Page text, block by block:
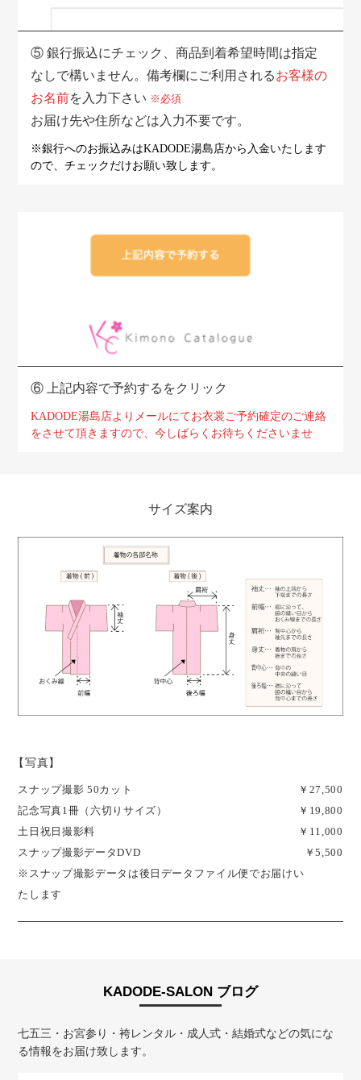
⑤ 銀行振込にチェック、商品到着希望時間は指定
なしで構いません。備考欄にご利用されるお客様の
お名前を入力下さい ※必須
お届け先や住所などは入力不要です。
※銀行へのお振込みはKADODE湯島店から入金いたします
ので、チェックだけお願い致します。
⑥ 上記内容で予約するをクリック
KADODE湯島店よりメールにてお衣裳ご予約確定のご連絡
をさせて頂きますので、今しばらくお待ちくださいませ
サイズ案内
【写真】
スナップ撮影 50カット
￥27,500
記念写真1冊（六切りサイズ）
￥19,800
土日祝日撮影料
￥11,000
スナップ撮影データDVD
※スナップ撮影データは後日データファイル便でお届けい
たします
￥5,500
KADODE-SALON ブログ
七五三・お宮参り・袴レンタル・成人式・結婚式などの気にな
る情報をお届け致します。